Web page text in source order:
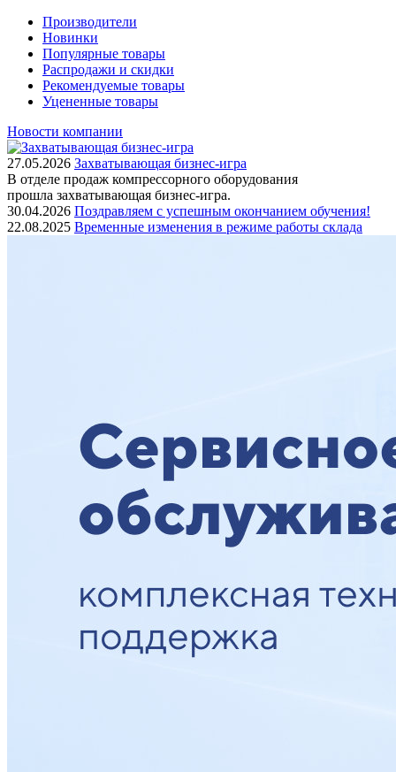
Производители
Новинки
Популярные товары
Распродажи и скидки
Рекомендуемые товары
Уцененные товары
Новости компании
27.05.2026 Захватывающая бизнес-игра
В отделе продаж компрессорного оборудования
прошла захватывающая бизнес-игра.
30.04.2026 Поздравляем с успешным окончанием обучения!
22.08.2025 Временные изменения в режиме работы склада